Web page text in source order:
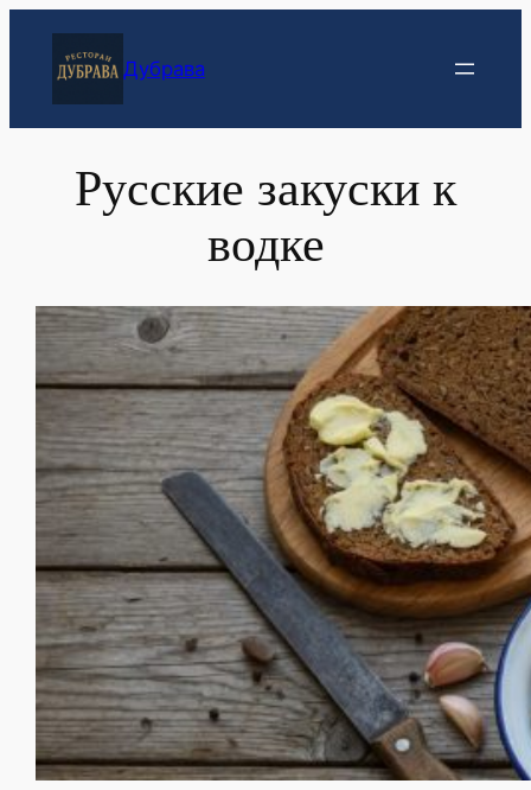
содержимому
Дубрава
Русские закуски к
водке